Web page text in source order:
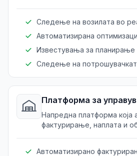
Следење на возилата во
Автоматизирана
Известувања за
Следење на
Платформа за
Напредна платформа која
фактурирање, наплата и
Автоматизирано